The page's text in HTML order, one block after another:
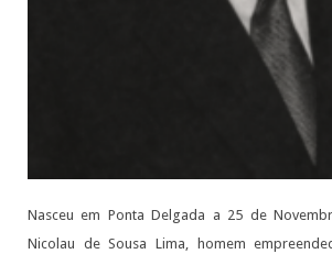
Nasceu em Ponta Delgada a 25 de
Nicolau de Sousa Lima, homem